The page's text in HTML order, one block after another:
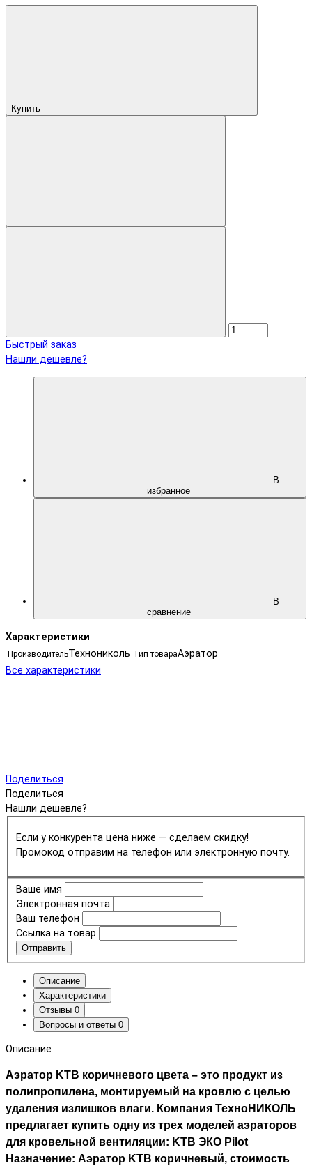
Купить
Быстрый заказ
Нашли дешевле?
В
избранное
В
сравнение
Характеристики
ПроизводительТехнониколь Тип товараАэратор
Все характеристики
Поделиться
Поделиться
Нашли дешевле?
Если у конкурента цена ниже — сделаем скидку!
Промокод отправим на телефон или электронную почту.
Ваше имя
Электронная почта
Ваш телефон
Ссылка на товар
Отправить
Описание
Характеристики
Отзывы 0
Вопросы и ответы 0
Описание
Аэратор KTB коричневого цвета – это продукт из
полипропилена, монтируемый на кровлю с целью
удаления излишков влаги. Компания ТехноНИКОЛЬ
предлагает купить одну из трех моделей аэраторов
для кровельной вентиляции: KTB ЭКО Pilot
Назначение: Аэратор KTB коричневый, стоимость